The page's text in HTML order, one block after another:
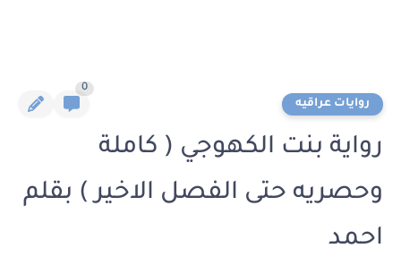
روايات عراقيه
0
رواية بنت الكهوجي ( كاملة
وحصريه حتى الفصل الاخير ) بقلم
احمد